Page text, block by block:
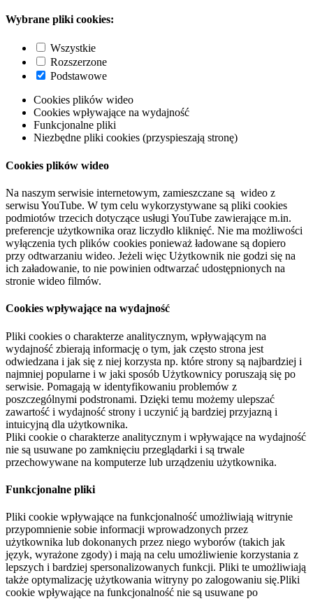
Wybrane pliki cookies:
Wszystkie
Rozszerzone
Podstawowe
Cookies plików wideo
Cookies wpływające na wydajność
Funkcjonalne pliki
Niezbędne pliki cookies (przyspieszają stronę)
Cookies plików wideo
Na naszym serwisie internetowym, zamieszczane są wideo z
serwisu YouTube. W tym celu wykorzystywane są pliki cookies
podmiotów trzecich dotyczące usługi YouTube zawierające m.in.
preferencje użytkownika oraz liczydło kliknięć. Nie ma możliwości
wyłączenia tych plików cookies ponieważ ładowane są dopiero
przy odtwarzaniu wideo. Jeżeli więc Użytkownik nie godzi się na
ich załadowanie, to nie powinien odtwarzać udostępnionych na
stronie wideo filmów.
Cookies wpływające na wydajność
Pliki cookies o charakterze analitycznym, wpływającym na
wydajność zbierają informację o tym, jak często strona jest
odwiedzana i jak się z niej korzysta np. które strony są najbardziej i
najmniej popularne i w jaki sposób Użytkownicy poruszają się po
serwisie. Pomagają w identyfikowaniu problemów z
poszczególnymi podstronami. Dzięki temu możemy ulepszać
zawartość i wydajność strony i uczynić ją bardziej przyjazną i
intuicyjną dla użytkownika.
Pliki cookie o charakterze analitycznym i wpływające na wydajność
nie są usuwane po zamknięciu przeglądarki i są trwale
przechowywane na komputerze lub urządzeniu użytkownika.
Funkcjonalne pliki
Pliki cookie wpływające na funkcjonalność umożliwiają witrynie
przypomnienie sobie informacji wprowadzonych przez
użytkownika lub dokonanych przez niego wyborów (takich jak
język, wyrażone zgody) i mają na celu umożliwienie korzystania z
lepszych i bardziej spersonalizowanych funkcji. Pliki te umożliwiają
także optymalizację użytkowania witryny po zalogowaniu się.Pliki
cookie wpływające na funkcjonalność nie są usuwane po